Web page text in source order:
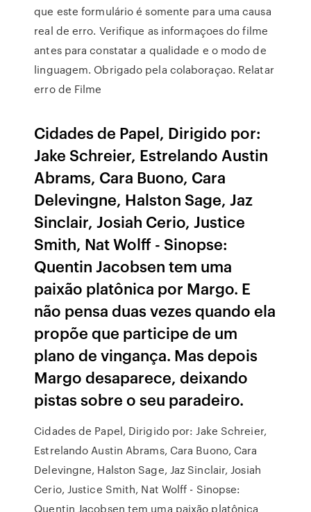
que este formulário é somente para uma causa
real de erro. Verifique as informaçoes do filme
antes para constatar a qualidade e o modo de
linguagem. Obrigado pela colaboraçao. Relatar
erro de Filme
Cidades de Papel, Dirigido por:
Jake Schreier, Estrelando Austin
Abrams, Cara Buono, Cara
Delevingne, Halston Sage, Jaz
Sinclair, Josiah Cerio, Justice
Smith, Nat Wolff - Sinopse:
Quentin Jacobsen tem uma
paixão platônica por Margo. E
não pensa duas vezes quando ela
propõe que participe de um
plano de vingança. Mas depois
Margo desaparece, deixando
pistas sobre o seu paradeiro.
Cidades de Papel, Dirigido por: Jake Schreier,
Estrelando Austin Abrams, Cara Buono, Cara
Delevingne, Halston Sage, Jaz Sinclair, Josiah
Cerio, Justice Smith, Nat Wolff - Sinopse:
Quentin Jacobsen tem uma paixão platônica